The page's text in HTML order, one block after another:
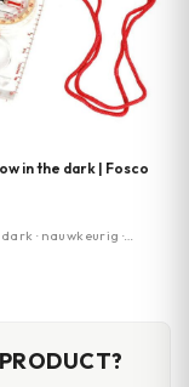
in the dark | Fosco
· nauwkeurig ·